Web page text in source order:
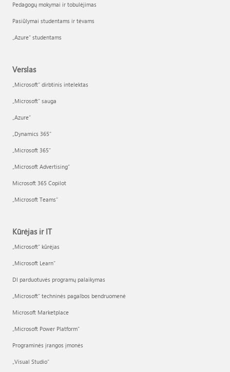
Pedagogų mokymai ir tobulėjimas
Pasiūlymai studentams ir tėvams
„Azure“ studentams
Verslas
„Microsoft“ dirbtinis intelektas
„Microsoft“ sauga
„Azure”
„Dynamics 365“
„Microsoft 365“
„Microsoft Advertising“
Microsoft 365 Copilot
„Microsoft Teams“
Kūrėjas ir IT
„Microsoft“ kūrėjas
„Microsoft Learn“
DI parduotuvės programų palaikymas
„Microsoft“ techninės pagalbos bendruomenė
Microsoft Marketplace
„Microsoft Power Platform“
Programinės įrangos įmonės
„Visual Studio“